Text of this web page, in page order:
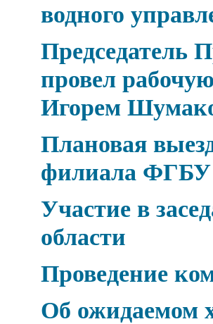
водного
Председатель
провел
Игорем
Плановая
филиала ФГБУ
Участие в
области
Проведение
Об ожидаемом